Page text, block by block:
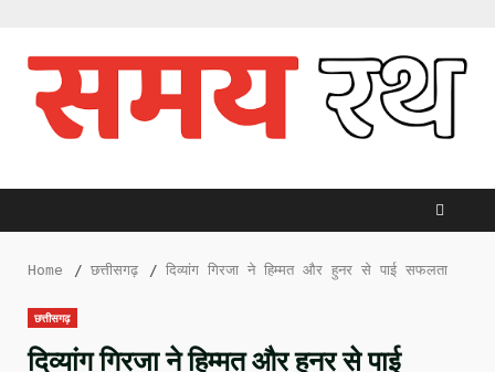
content
Home छत्तीसगढ़ दिव्यांग गिरजा ने हिम्मत और हुनर से पाई सफलता
छत्तीसगढ़
दिव्यांग गिरजा ने हिम्मत और हुनर से पाई